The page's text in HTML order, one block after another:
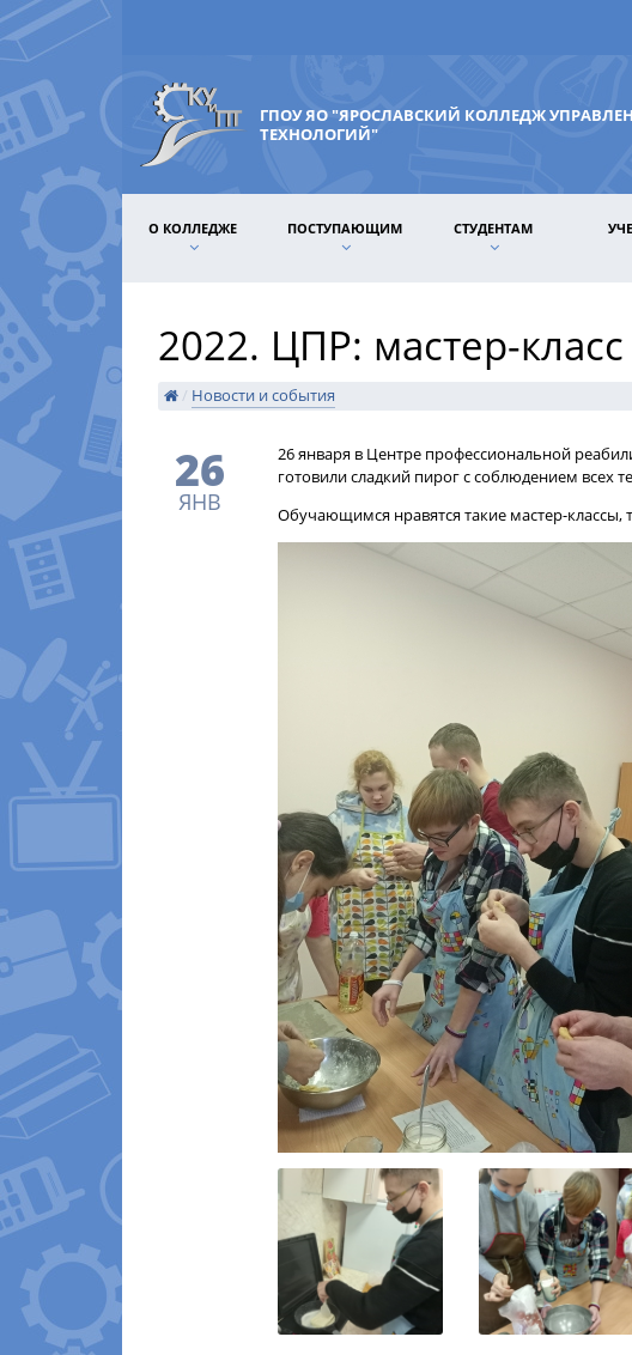
ГПОУ ЯО "ЯРОСЛАВСКИЙ КОЛЛЕДЖ
ТЕХНОЛОГИЙ"
О КОЛЛЕДЖЕ ПОСТУПАЮЩИМ СТУДЕНТАМ
2022. ЦПР: мастер-
/ Новости и события
26
ЯНВ
26 января в Центре профессиональной
готовили сладкий пирог с соблюдением всех
Обучающимся нравятся такие мастер-классы,